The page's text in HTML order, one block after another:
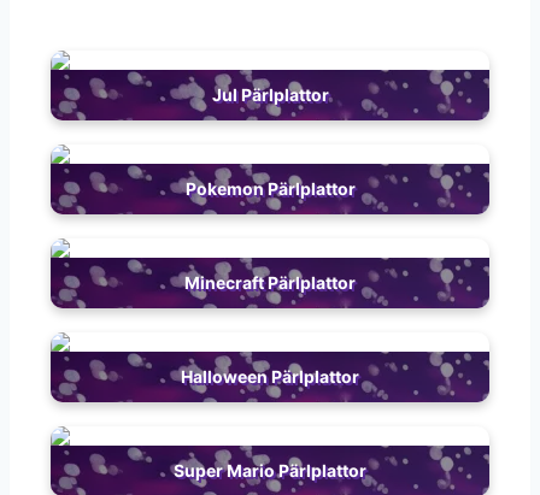
Jul Pärlplattor
Pokemon Pärlplattor
Minecraft Pärlplattor
Halloween Pärlplattor
Super Mario Pärlplattor